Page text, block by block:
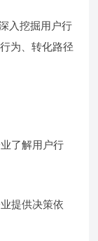
入挖掘用户行
为、转化路径
了解用户行
提供决策依